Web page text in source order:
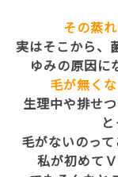
その蒸れ
実はそこから、
ゆみの原因に
毛が無く
生理中や排せ
毛がないのっ
私が初めて